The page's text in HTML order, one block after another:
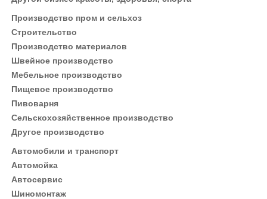
Производство пром и сельхоз
Строительство
Производство материалов
Швейное производство
Мебельное производство
Пищевое производство
Пивоварня
Сельскохозяйственное производство
Другое производство
Автомобили и транспорт
Автомойка
Автосервис
Шиномонтаж